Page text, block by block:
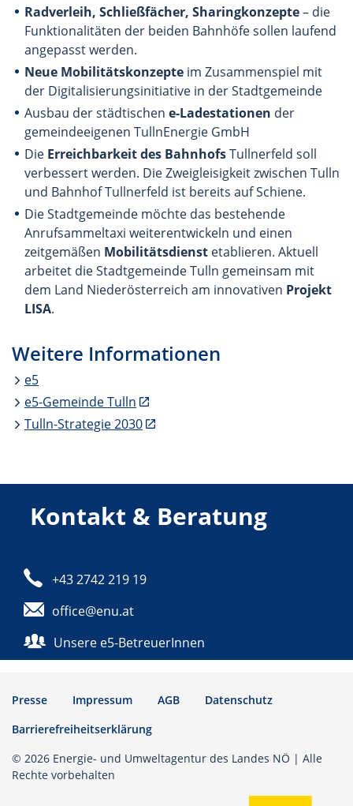
Radverleih, Schließfächer, Sharingkonzepte– die
Funktionalitäten der beiden Bahnhöfe sollen laufend
angepasst werden.
Neue Mobilitätskonzepte im Zusammenspiel mit
der Digitalisierungsinitiative in der Stadtgemeinde
Ausbau der städtischen e-Ladestationen der
gemeindeeigenen TullnEnergie GmbH
Die Erreichbarkeit des BahnhofsTullnerfeld soll
verbessert werden. Die Zweigleisigkeit zwischen Tulln
und Bahnhof Tullnerfeld ist bereits auf Schiene.
Die Stadtgemeinde möchte das bestehende
Anrufsammeltaxi weiterentwickeln und einen
zeitgemäßen Mobilitätsdienst etablieren. Aktuell
arbeitet die Stadtgemeinde Tulln gemeinsam mit
dem Land Niederösterreich am innovativen Projekt
LISA.
Weitere Informationen
e5
e5-Gemeinde Tulln
Tulln-Strategie 2030
Kontakt & Beratung
Telefon:
+43 2742 219 19
E-Mail:
office@enu.at
Unsere e5-BetreuerInnen
Presse Impressum AGB
Datenschutz
Barrierefreiheitserklärung
© 2026 Energie- und Umweltagentur des Landes NÖ | Alle
Rechte vorbehalten